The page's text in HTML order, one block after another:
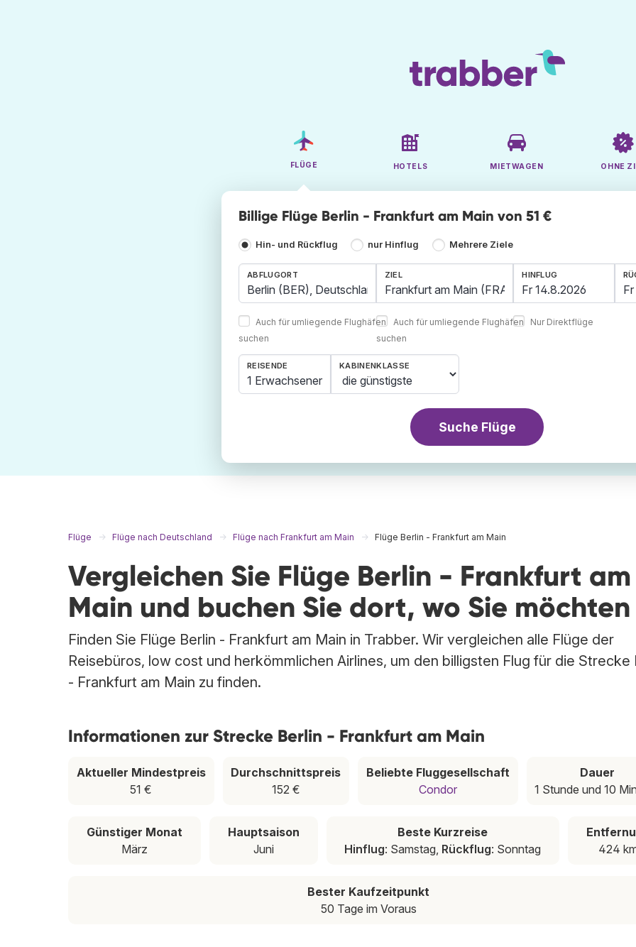
FLÜGE HOTELS MIETWAGEN OHNE
Billige Flüge Berlin - Frankfurt am Main von 51 €
Hin- und Rückflug nur Hinflug Mehrere Ziele
ABFLUGORT
Auch für umliegende Flughäfen
suchen
ZIEL
Auch für umliegende Flughäfen
suchen
HINFLUG
Nur Direktflüge
REISENDE
1 Erwachsener
KABINENKLASSE
Suche Flüge
Flüge Flüge nach Deutschland Flüge nach Frankfurt am Main Flüge Berlin - Frankfurt am Main
Vergleichen Sie Flüge Berlin - Frankfurt am
Main und buchen Sie dort, wo Sie möchten
Finden Sie Flüge Berlin - Frankfurt am Main in Trabber. Wir vergleichen alle Flüge der
Reisebüros, low cost und herkömmlichen Airlines, um den billigsten Flug für die Strecke
- Frankfurt am Main zu finden.
Informationen zur Strecke Berlin - Frankfurt am Main
Aktueller Mindestpreis
51 €
Durchschnittspreis
152 €
Beliebte Fluggesellschaft
Condor
Dauer
1 Stunde und 10
Günstiger Monat
März
Hauptsaison
Juni
Beste Kurzreise
Hinflug: Samstag, Rückflug: Sonntag
424
Bester Kaufzeitpunkt
50 Tage im Voraus